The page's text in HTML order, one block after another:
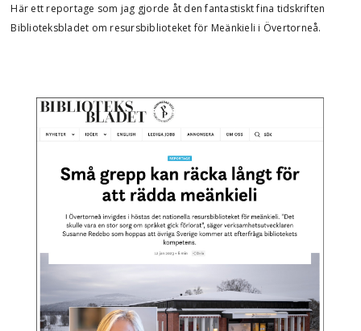
Här ett reportage som jag gjorde åt den fantastiskt fina tidskriften
Biblioteksbladet om resursbiblioteket för Meänkieli i Övertorneå.